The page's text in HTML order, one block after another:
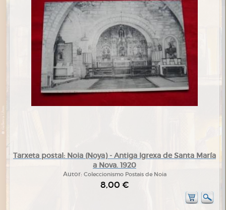
Tarxeta postal: Noia (Noya) - Antiga Igrexa de Santa María
a Nova. 1920
Autor: Coleccionismo Postais de Noia
8,00 €